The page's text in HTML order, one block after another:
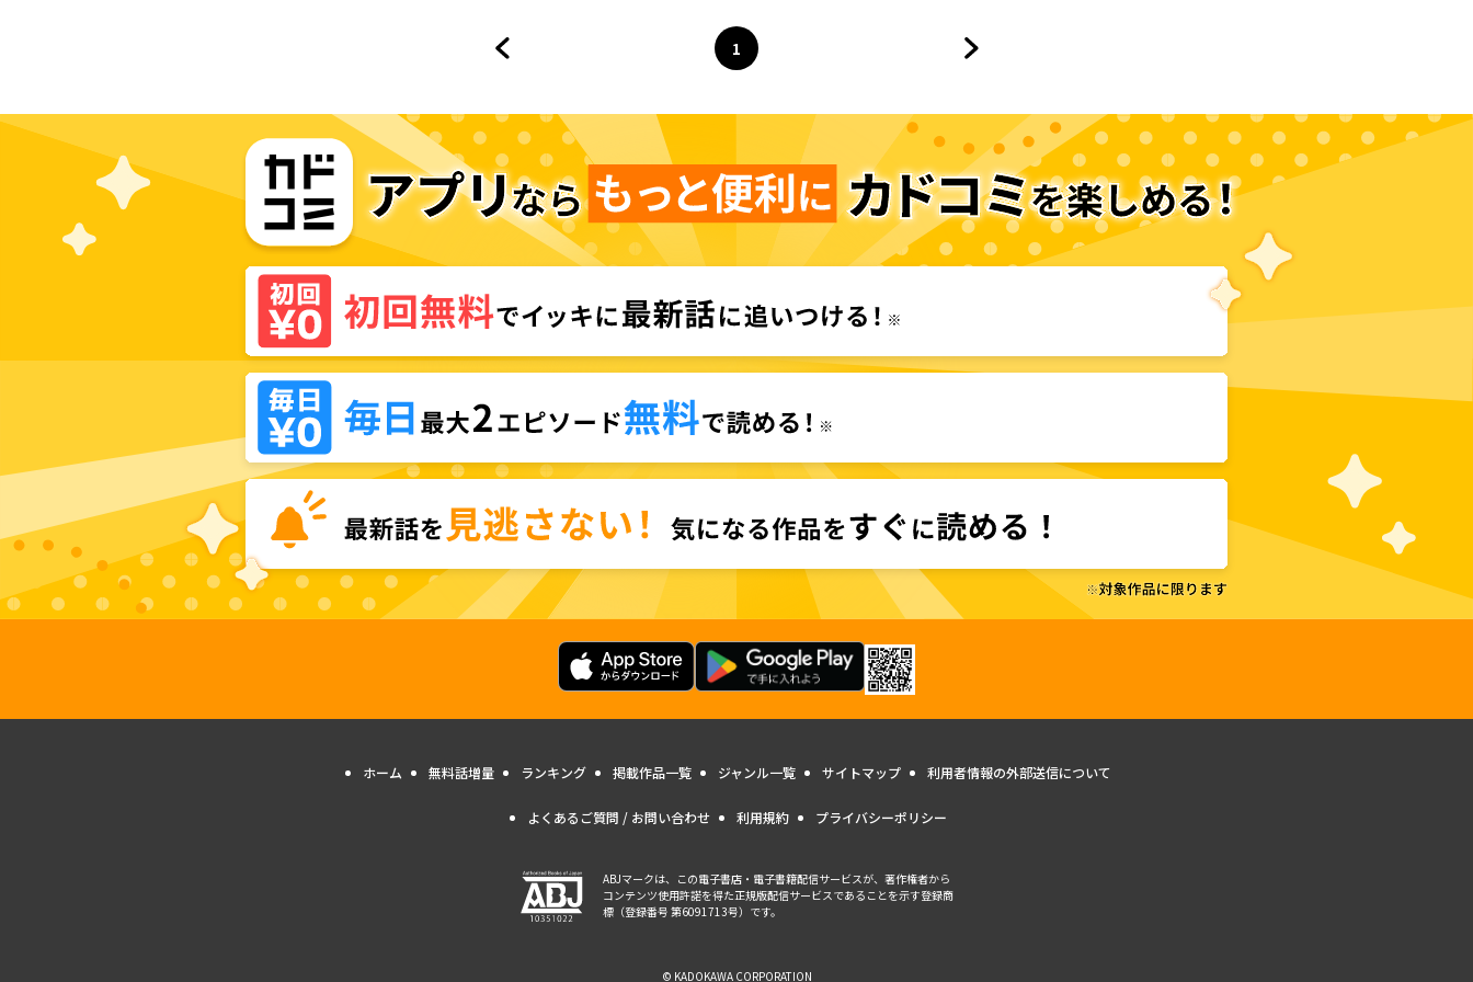
ページ
1
へ
ホーム 無料話増量 ランキング 掲載作品一覧 ジャンル一覧 サイトマップ 利用者情報の外部送信について
よくあるご質問 / お問い合わせ 利用規約 プライバシーポリシー
ABJマークは、この電子書店・電子書籍配信サービスが、著作権者から
コンテンツ使用許諾を得た正規版配信サービスであることを示す登録商
標（登録番号 第6091713号）です。
© KADOKAWA CORPORATION